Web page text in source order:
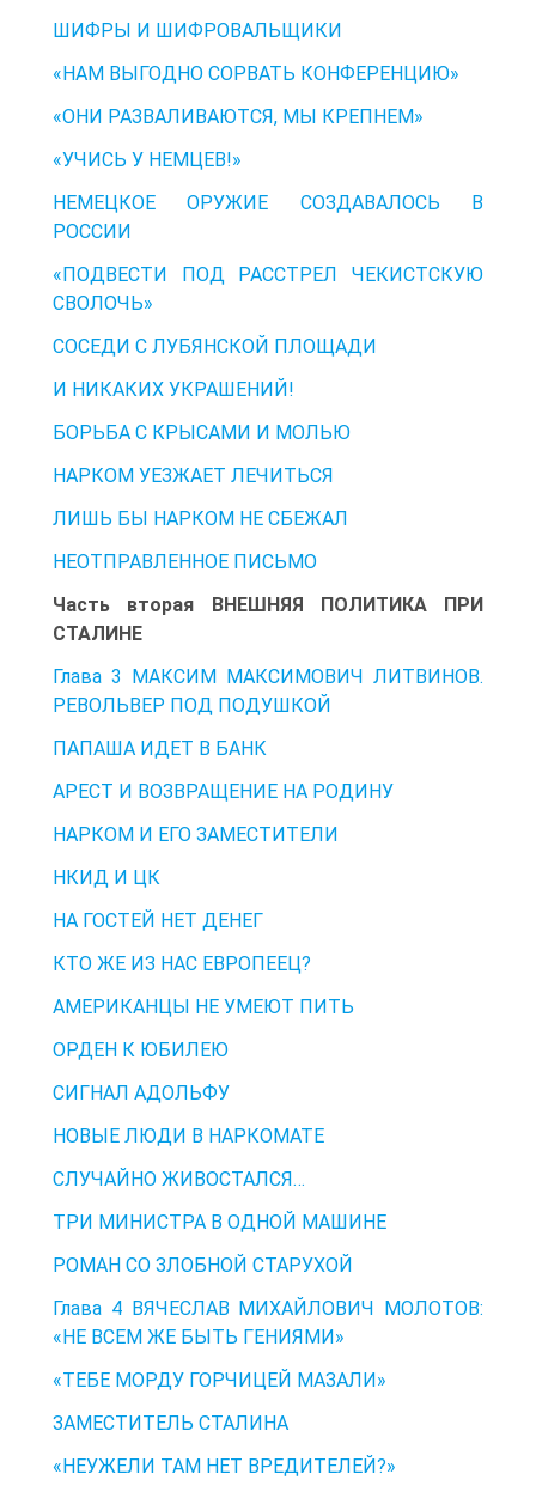
ШИФРЫ И ШИФРОВАЛЬЩИКИ
«НАМ ВЫГОДНО СОРВАТЬ КОНФЕРЕНЦИЮ»
«ОНИ РАЗВАЛИВАЮТСЯ, МЫ КРЕПНЕМ»
«УЧИСЬ У НЕМЦЕВ!»
НЕМЕЦКОЕ ОРУЖИЕ СОЗДАВАЛОСЬ В
РОССИИ
«ПОДВЕСТИ ПОД РАССТРЕЛ ЧЕКИСТСКУЮ
СВОЛОЧЬ»
СОСЕДИ С ЛУБЯНСКОЙ ПЛОЩАДИ
И НИКАКИХ УКРАШЕНИЙ!
БОРЬБА С КРЫСАМИ И МОЛЬЮ
НАРКОМ УЕЗЖАЕТ ЛЕЧИТЬСЯ
ЛИШЬ БЫ НАРКОМ НЕ СБЕЖАЛ
НЕОТПРАВЛЕННОЕ ПИСЬМО
Часть вторая ВНЕШНЯЯ ПОЛИТИКА ПРИ
СТАЛИНЕ
Глава 3 МАКСИМ МАКСИМОВИЧ ЛИТВИНОВ.
РЕВОЛЬВЕР ПОД ПОДУШКОЙ
ПАПАША ИДЕТ В БАНК
АРЕСТ И ВОЗВРАЩЕНИЕ НА РОДИНУ
НАРКОМ И ЕГО ЗАМЕСТИТЕЛИ
НКИД И ЦК
НА ГОСТЕЙ НЕТ ДЕНЕГ
КТО ЖЕ ИЗ НАС ЕВРОПЕЕЦ?
АМЕРИКАНЦЫ НЕ УМЕЮТ ПИТЬ
ОРДЕН К ЮБИЛЕЮ
СИГНАЛ АДОЛЬФУ
НОВЫЕ ЛЮДИ В НАРКОМАТЕ
СЛУЧАЙНО ЖИВОСТАЛСЯ…
ТРИ МИНИСТРА В ОДНОЙ МАШИНЕ
РОМАН СО ЗЛОБНОЙ СТАРУХОЙ
Глава 4 ВЯЧЕСЛАВ МИХАЙЛОВИЧ МОЛОТОВ:
«НЕ ВСЕМ ЖЕ БЫТЬ ГЕНИЯМИ»
«ТЕБЕ МОРДУ ГОРЧИЦЕЙ МАЗАЛИ»
ЗАМЕСТИТЕЛЬ СТАЛИНА
«НЕУЖЕЛИ ТАМ НЕТ ВРЕДИТЕЛЕЙ?»